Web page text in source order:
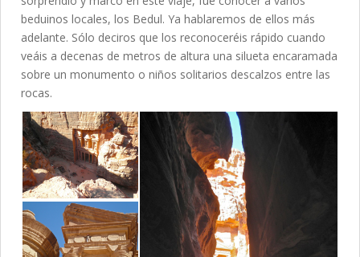
beduinos locales, los Bedul. Ya hablaremos de ellos más
adelante. Sólo deciros que los reconoceréis rápido cuando
veáis a decenas de metros de altura una silueta encaramada
sobre un monumento o niños solitarios descalzos entre las
rocas.